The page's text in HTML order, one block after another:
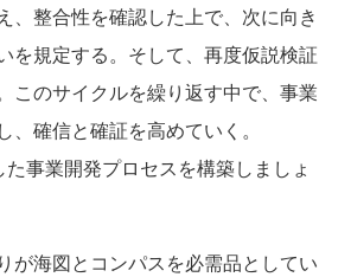
、整合性を確認した上で、次に向き
を規定する。そして、再度仮説検証
このサイクルを繰り返す中で、事業
、確信と確証を高めていく。
事業開発プロセスを構築しましょ
が海図とコンパスを必需品としてい